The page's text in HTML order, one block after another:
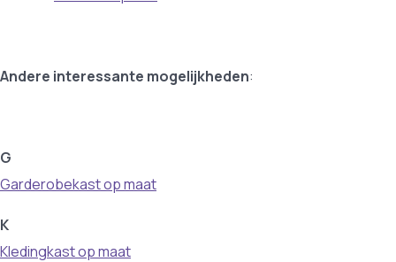
Andere interessante mogelijkheden:
G
Garderobekast op maat
K
Kledingkast op maat